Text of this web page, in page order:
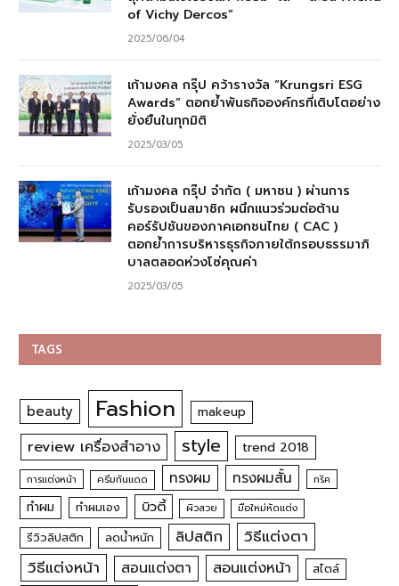
of Vichy Dercos”
2025/06/04
เก้ามงคล กรุ๊ป คว้ารางวัล “Krungsri ESG
Awards” ตอกย้ำพันธกิจองค์กรที่เติบโตอย่าง
ยั่งยืนในทุกมิติ
2025/03/05
เก้ามงคล กรุ๊ป จำกัด ( มหาชน ) ผ่านการ
รับรองเป็นสมาชิก ผนึกแนวร่วมต่อต้าน
คอร์รัปชันของภาคเอกชนไทย ( CAC )
ตอกย้ำการบริหารธุรกิจภายใต้กรอบธรรมาภิ
บาลตลอดห่วงโซ่คุณค่า
2025/03/05
TAGS
beauty Fashion makeup
review เครื่องสำอาง style trend 2018
การแต่งหน้า ครีมกันแดด ทรงผม ทรงผมสั้น ทริค
ทำผม ทำผมเอง บิวตี้ ผิวสวย มือใหม่หัดแต่ง
รีวิวลิปสติก ลดน้ำหนัก ลิปสติก
วิธีแต่งตา
วิธีแต่งหน้า
สอนแต่งตา สอนแต่งหน้า สไตล์